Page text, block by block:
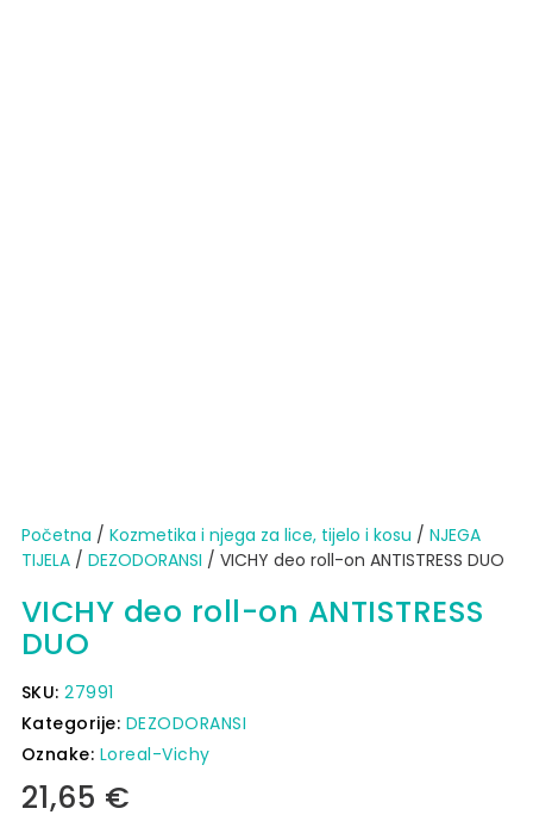
Početna / Kozmetika i njega za lice, tijelo i kosu / NJEGA
TIJELA/ DEZODORANSI / VICHY deo roll-on ANTISTRESS DUO
VICHY deo roll-on ANTISTRESS
DUO
SKU:27991
Kategorije: DEZODORANSI
Oznake: Loreal-Vichy
21,65 €